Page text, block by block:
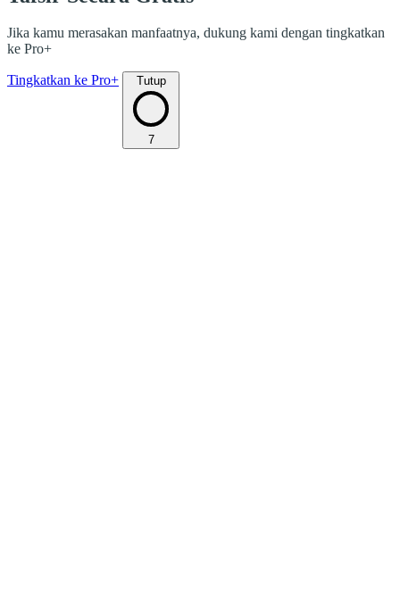
Jika kamu merasakan manfaatnya, dukung kami dengan tingkatkan
ke Pro+
Tingkatkan ke Pro+ Tutup
7